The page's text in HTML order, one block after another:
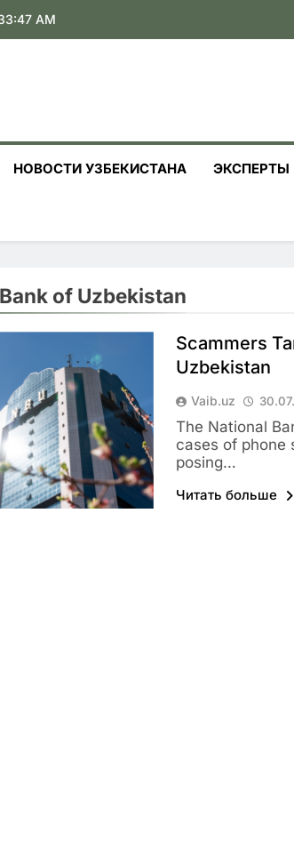
AM
НОВОСТИ УЗБЕКИСТАНА ЭКСПЕРТЫ
of Uzbekistan
Scammers
Uzbekistan
Vaib.uz
The National
cases of phone
posing…
Читать больше